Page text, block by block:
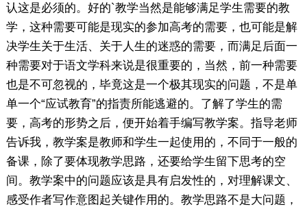
认这是必须的。好的`教学当然是能够满足学生需要的教
学，这种需要可能是现实的参加高考的需要，也可能是解
决学生关于生活、关于人生的迷惑的需要，而满足后面一
种需要对于语文学科来说是很重要的，当然，前一种需要
也是不可忽视的，毕竟这是一个极其现实的问题，不是单
单一个“应试教育”的指责所能逃避的。了解了学生的需
要，高考的形势之后，便开始着手编写教学案。指导老师
告诉我，教学案是教师和学生一起使用的，不同于一般的
备课，除了要体现教学思路，还要给学生留下思考的空
间。教学案中的问题应该是具有启发性的，对理解课文、
感受作者写作意图起关键作用的。教学思路不是大问题，